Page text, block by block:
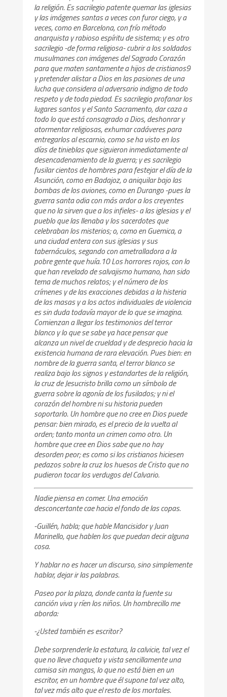
la religión. Es sacrilegio patente quemar las iglesias
y las imágenes santas a veces con furor ciego, y a
veces, como en Barcelona, con frío método
anarquista y rabioso espíritu de sistema; y es otro
sacrilegio -de forma religiosa- cubrir a los soldados
musulmanes con imágenes del Sagrado Corazón
para que maten santamente a hijos de cristianos9
y pretender alistar a Dios en las pasiones de una
lucha que considera al adversario indigno de todo
respeto y de toda piedad. Es sacrilegio profanar los
lugares santos y el Santo Sacramento, dar caza a
todo lo que está consagrado a Dios, deshonrar y
atormentar religiosas, exhumar cadáveres para
entregarlos al escarnio, como se ha visto en los
días de tinieblas que siguieron inmediatamente al
desencadenamiento de la guerra; y es sacrilegio
fusilar cientos de hombres para festejar el día de la
Asunción, como en Badajoz, o aniquilar bajo las
bombas de los aviones, como en Durango -pues la
guerra santa odia con más ardor a los creyentes
que no la sirven que a los infieles- a las iglesias y el
pueblo que las llenaba y los sacerdotes que
celebraban los misterios; o, como en Guemica, a
una ciudad entera con sus iglesias y sus
tabernáculos, segando con ametralladora a la
pobre gente que huía.10 Los horrores rojos, con lo
que han revelado de salvajismo humano, han sido
tema de muchos relatos; y el número de los
crímenes y de las exacciones debidas a la histeria
de las masas y a los actos individuales de violencia
es sin duda todavía mayor de lo que se imagina.
Comienzan a llegar los testimonios del terror
blanco y lo que se sabe ya hace pensar que
alcanza un nivel de crueldad y de desprecio hacia la
existencia humana de rara elevación. Pues bien: en
nombre de la guerra santa, el terror blanco se
realiza bajo los signos y estandartes de la religión,
la cruz de Jesucristo brilla como un símbolo de
guerra sobre la agonía de los fusilados; y ni el
corazón del hombre ni su historia pueden
soportarlo. Un hombre que no cree en Dios puede
pensar: bien mirado, es el precio de la vuelta al
orden; tanto monta un crimen como otro. Un
hombre que cree en Dios sabe que no hay
desorden peor; es como si los cristianos hiciesen
pedazos sobre la cruz los huesos de Cristo que no
pudieron tocar los verdugos del Calvario.
Nadie piensa en comer. Una emoción
desconcertante cae hacia el fondo de las copas.
-Guillén, habla; que hable Mancisidor y Juan
Marinello, que hablen los que puedan decir alguna
cosa.
Y hablar no es hacer un discurso, sino simplemente
hablar, dejar ir las palabras.
Paseo por la plaza, donde canta la fuente su
canción viva y ríen los niños. Un hombrecillo me
aborda:
-¿Usted también es escritor?
Debe sorprenderle la estatura, la calvicie, tal vez el
que no lleve chaqueta y vista sencillamente una
camisa sin mangas, lo que no está bien en un
escritor, en un hombre que él supone tal vez alto,
tal vez más alto que el resto de los mortales.